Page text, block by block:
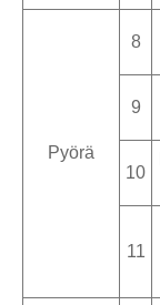
Pyörä
8
9
10
11